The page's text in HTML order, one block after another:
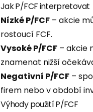
Jak P/FCF interpretovat
Nízké P/FCF – akcie
rostoucí FCF.
Vysoké P/FCF – akcie
znamenat nižší
Negativní P/FCF –
firem nebo v období
Výhody použití P/FCF